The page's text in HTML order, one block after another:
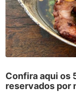
Confira aqui os
reservados por